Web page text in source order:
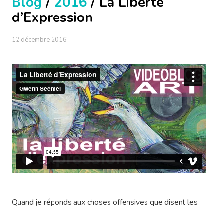
d’Expression
12 décembre 2016
Quand je réponds aux choses offensives que disent les